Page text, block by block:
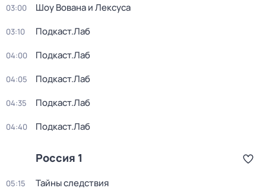
03:00 Шоу Вована и Лексуса
03:10 Подкаст.Лаб
04:00 Подкаст.Лаб
04:05 Подкаст.Лаб
04:35 Подкаст.Лаб
04:40 Подкаст.Лаб
Россия 1
05:15 Тайны следствия